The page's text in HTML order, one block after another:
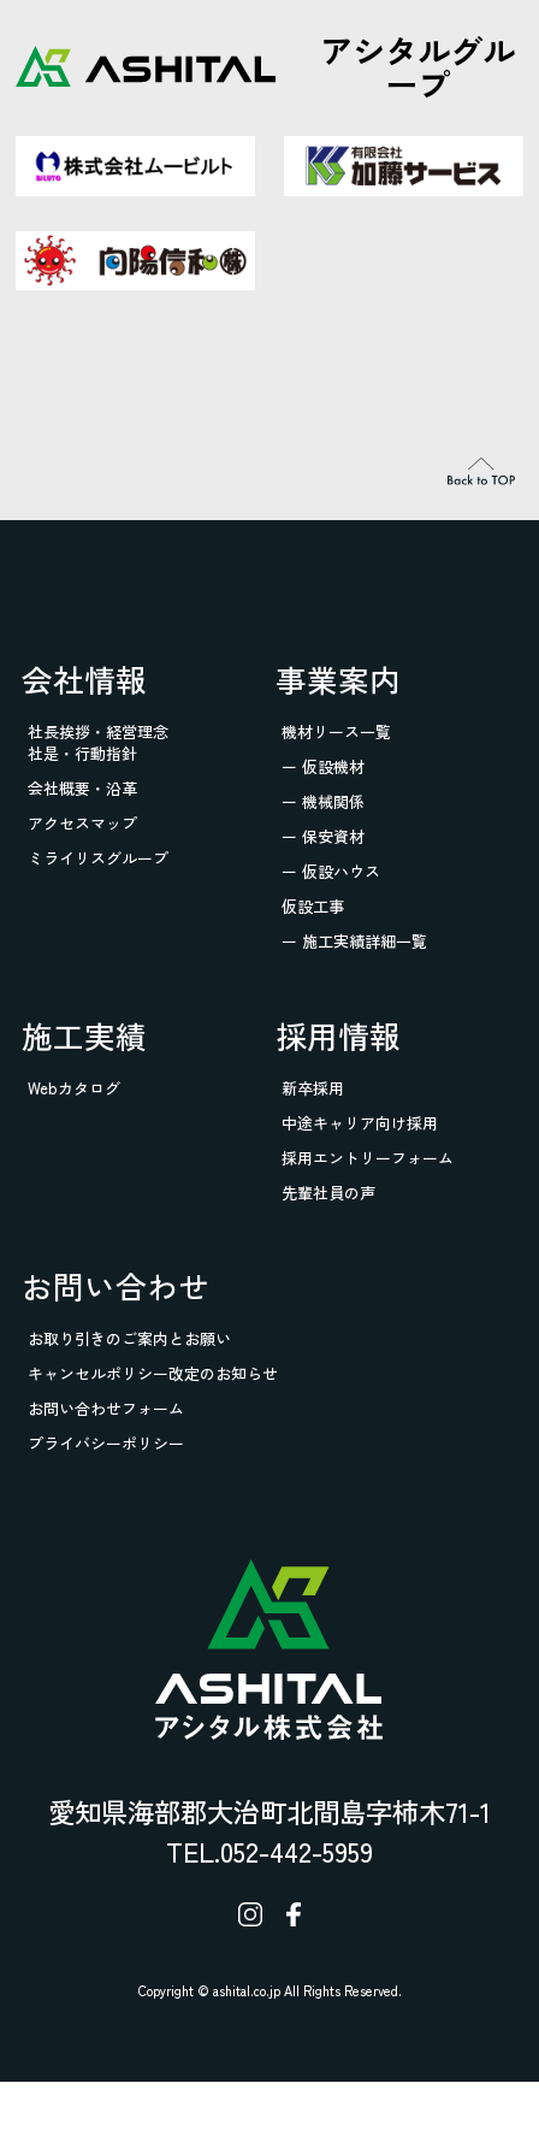
アシタルグル
ープ
愛知県海部郡大治町北間島字柿木71-1
TEL.052-442-5959
会社情報
社長挨拶・経営理念
社是・行動指針
会社概要・沿革
アクセスマップ
ミライリスグループ
事業案内
機材リース一覧
ー 仮設機材
ー 機械関係
ー 保安資材
ー 仮設ハウス
仮設工事
ー 施工実績詳細一覧
施工実績
Webカタログ
採用情報
新卒採用
中途キャリア向け採用
採用エントリーフォーム
先輩社員の声
お問い合わせ
お取り引きのご案内とお願い
キャンセルポリシー改定のお知らせ
お問い合わせフォーム
プライバシーポリシー
Copyright © ashital.co.jp All Rights Reserved.